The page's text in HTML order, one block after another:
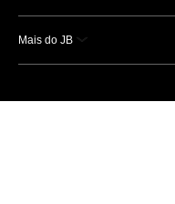
Mais do JB
Esportes